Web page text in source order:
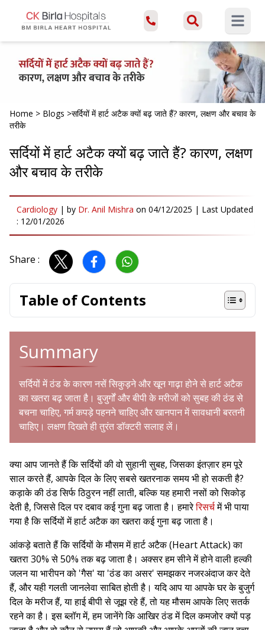
Open
Home > Blogs >सर्दियों में हार्ट अटैक क्यों बढ़ जाते हैं? कारण, लक्षण और बचाव के
तरीके
सर्दियों में हार्ट अटैक क्यों बढ़ जाते हैं? कारण, लक्षण
और बचाव के तरीके
Cardiology | by Dr. Anil Mishra on 04/12/2025 | Last Updated
: 12/01/2026
Share :
Table of Contents
Summary
सर्दियों में ठंड के कारण नसें सिकुड़ने और खून गाढ़ा होने से हार्ट अटैक
का खतरा बढ़ जाता है। बुजुर्गों और बीपी के मरीजों को सुबह की ठंड से
बचना चाहिए, गर्म कपड़े पहनने चाहिए और खानपान में सावधानी बरतनी
चाहिए। लक्षण दिखते ही तुरंत डॉक्टरी सलाह लें।
क्या आप जानते हैं कि सर्दियों की वो सुहानी सुबह, जिसका इंतज़ार हम पूरे
साल करते हैं, आपके दिल के लिए सबसे खतरनाक समय भी हो सकती है?
कड़ाके की ठंड सिर्फ ठिठुरन नहीं लाती, बल्कि यह हमारी नसों को सिकोड़
देती है, जिससे दिल पर दबाव कई गुना बढ़ जाता है। हमारेरिसर्चमें भी पाया
गया है कि सर्दियों में हार्ट अटैक का खतरा कई गुना बढ़ जाता है।
आंकड़े बताते हैं कि सर्दियों के मौसम में हार्ट अटैक (Heart Attack) का
खतरा 30% से 50% तक बढ़ जाता है। अक्सर हम सीने में होने वाली हल्की
जलन या भारीपन को 'गैस' या 'ठंड का असर' समझकर नजरअंदाज कर देते
हैं, और यही गलती जानलेवा साबित होती है। यदि आप या आपके घर के बुजुर्ग
दिल के मरीज हैं, या हाई बीपी से जूझ रहे हैं, तो यह मौसम आपके लिए सतर्क
रहने का है। इस ब्लॉग में, हम जानेंगे कि आखिर ठंड में दिल कमजोर क्यों पड़